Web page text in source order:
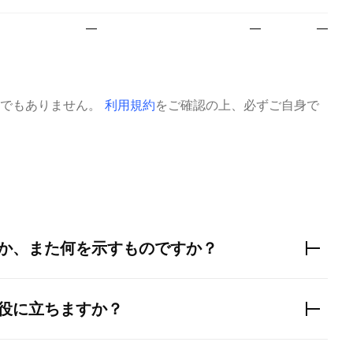
— — —
もありません。 利用規約をご確認の上、必ずご自身で
、また何を示すものですか？
に立ちますか？